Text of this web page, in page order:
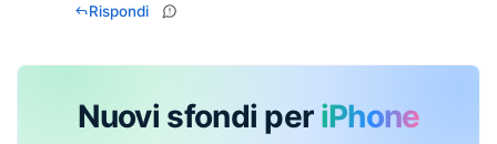
Rispondi
Nuovi sfondi per iPhone